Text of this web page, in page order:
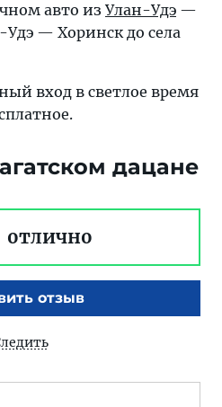
авто из Улан-Удэ —
Удэ — Хоринск до села
вход в светлое время
дацане
отлично
отзыв